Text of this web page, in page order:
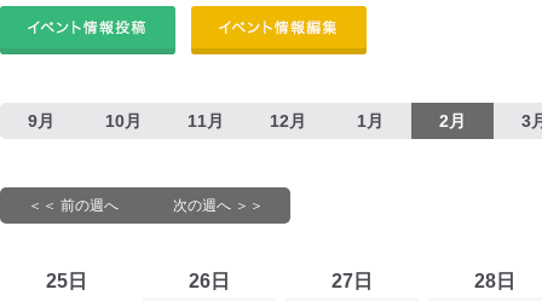
9月 10月 11月 12月 1月 2月 3
＜＜ 前の週へ 次の週へ ＞＞
25日 26日 27日 28日